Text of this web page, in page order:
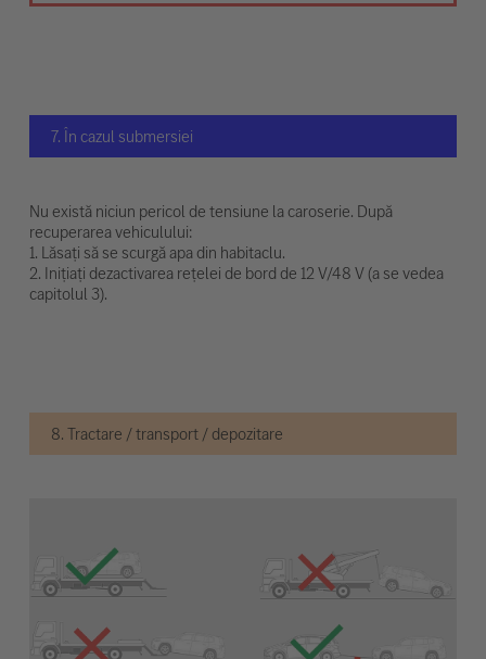
7. În cazul submersiei
Nu există niciun pericol de tensiune la caroserie. După
recuperarea vehiculului:
1. Lăsați să se scurgă apa din habitaclu.
2. Inițiați dezactivarea rețelei de bord de 12 V/48 V (a se vedea
capitolul 3).
8. Tractare / transport / depozitare